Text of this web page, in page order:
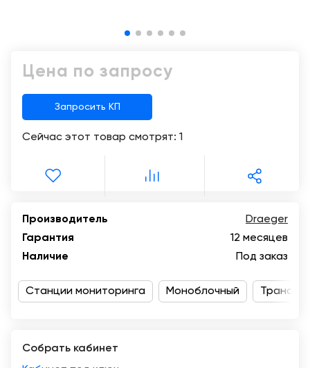
Карьера
товарах
Контакты
8
500-
90-
93
Цена по запросу
Запросить КП
Сейчас этот товар смотрят: 1
Производитель
Draeger
Гарантия
12 месяцев
Наличие
Под заказ
Станции мониторинга Моноблочный
Собрать кабинет